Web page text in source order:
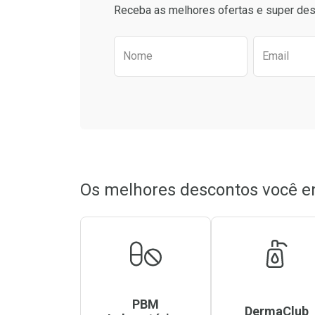
Por R$ 55,43/cada
Por R$ 55,43/cada
Por R$ 37,09/cada
Por R$ 37,09/cada
Receba as melhores ofertas e super
Preencha o formulário
Nome Email
Os melhores descontos você
PBM
DermaClub